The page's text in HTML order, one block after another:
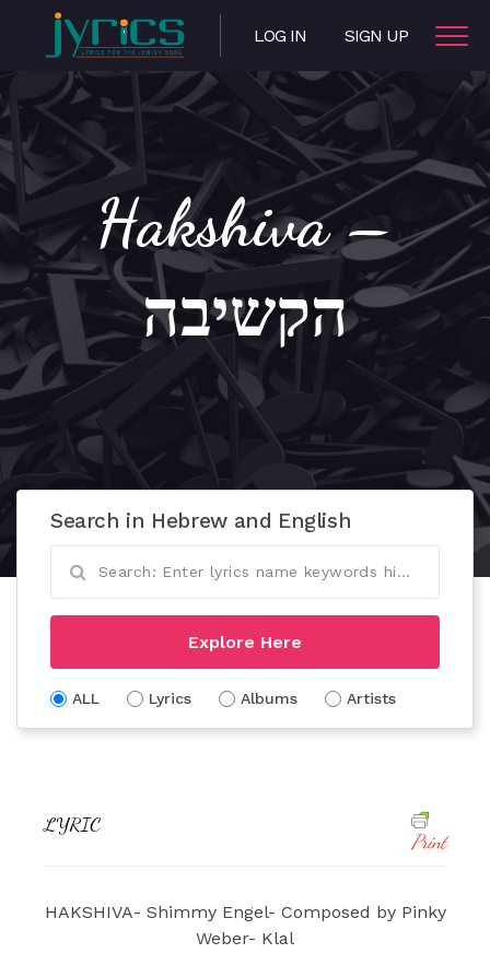
LOG IN SIGN UP
Hakshiva –
הקשיבה
Search in Hebrew and English
Explore Here
ALL Lyrics Albums Artists
LYRIC
Print
HAKSHIVA- Shimmy Engel- Composed by Pinky
Weber- Klal